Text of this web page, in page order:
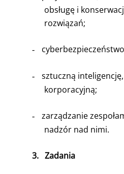
obsługę i
rozwiązań;
-
-
sztuczną
korporacyjną;
-
zarządzanie
nadzór nad nimi.
3. Zadania